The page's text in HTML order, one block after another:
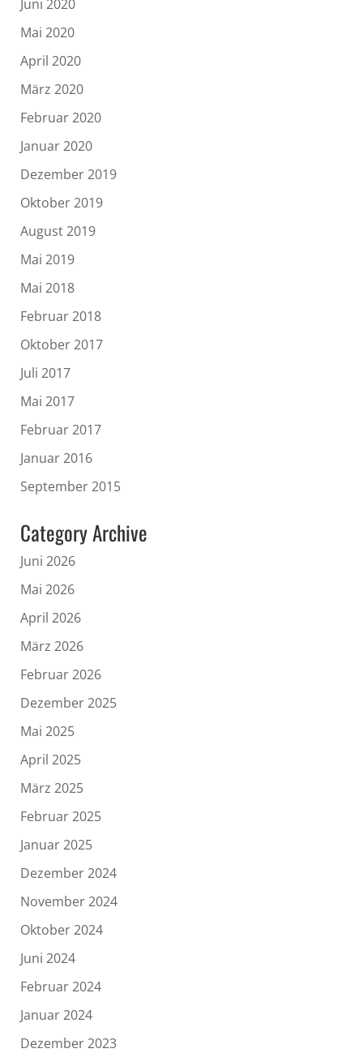
Juni 2020
Mai 2020
April 2020
März 2020
Februar 2020
Januar 2020
Dezember 2019
Oktober 2019
August 2019
Mai 2019
Mai 2018
Februar 2018
Oktober 2017
Juli 2017
Mai 2017
Februar 2017
Januar 2016
September 2015
Category Archive
Juni 2026
Mai 2026
April 2026
März 2026
Februar 2026
Dezember 2025
Mai 2025
April 2025
März 2025
Februar 2025
Januar 2025
Dezember 2024
November 2024
Oktober 2024
Juni 2024
Februar 2024
Januar 2024
Dezember 2023